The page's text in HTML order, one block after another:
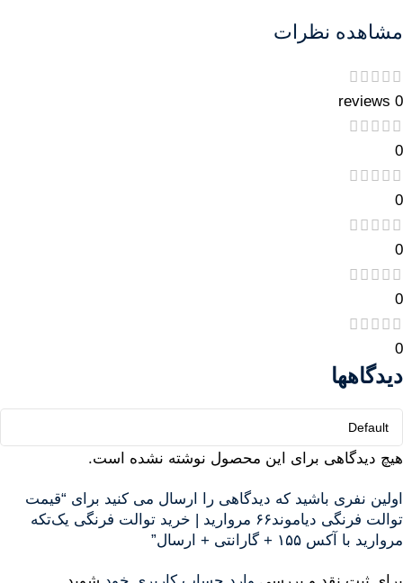
مشاهده نظرات
0 reviews
0
0
0
0
0
دیدگاهها
هیچ دیدگاهی برای این محصول نوشته نشده است.
اولین نفری باشید که دیدگاهی را ارسال می کنید برای “قیمت
توالت فرنگی دیاموند۶۶ مروارید | خرید توالت فرنگی یک‌تکه
مروارید با آکس ۱۵۵ + گارانتی + ارسال”